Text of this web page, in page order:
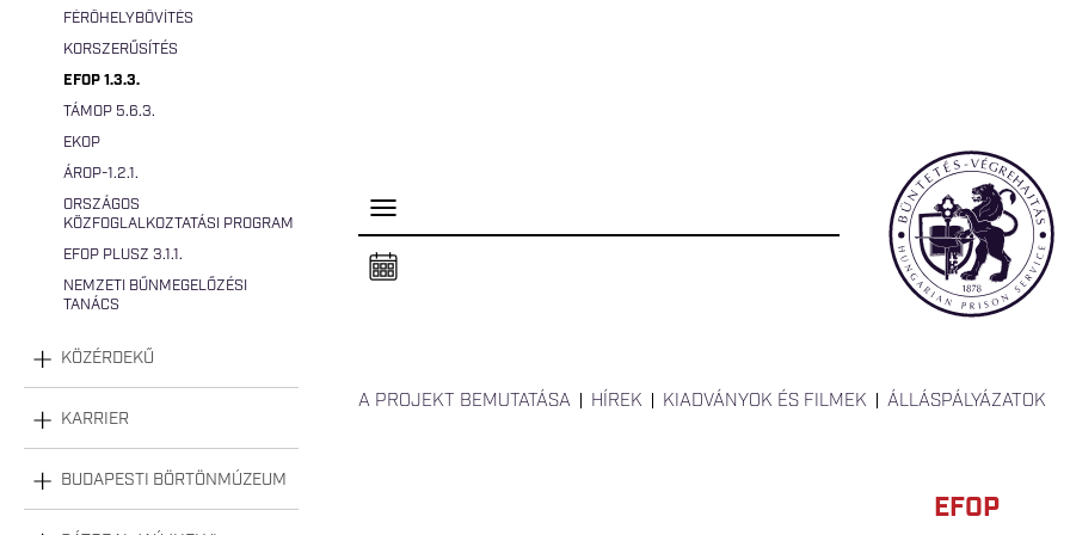
FÉRŐHELYBŐVÍTÉS
KORSZERŰSÍTÉS
EFOP 1.3.3.
TÁMOP 5.6.3.
EKOP
ÁROP-1.2.1.
ORSZÁGOS
KÖZFOGLALKOZTATÁSI PROGRAM
EFOP PLUSZ 3.1.1.
NEMZETI BŰNMEGELŐZÉSI
TANÁCS
KÖZÉRDEKŰ
KARRIER
BUDAPESTI BÖRTÖNMÚZEUM
P
e
l
a
A PROJEKT BEMUTATÁSA HÍREK KIADVÁNYOK ÉS FILMEK ÁLLÁSPÁLYÁZATOK
EFOP